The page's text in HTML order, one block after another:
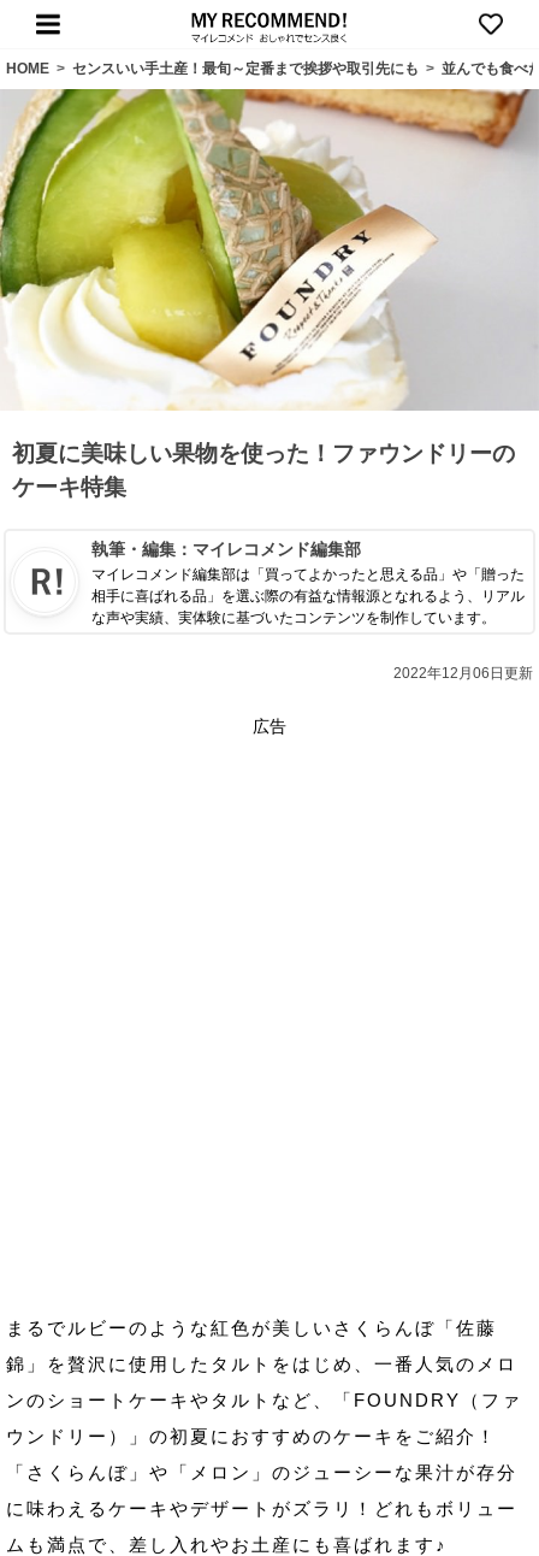
HOME > センスいい手土産！最旬～定番まで挨拶や取引先にも > 並んでも食べ
初夏に美味しい果物を使った！ファウンドリーの
ケーキ特集
執筆・編集： マイレコメンド編集部
マイレコメンド編集部は「買ってよかったと思える品」や「贈った
相手に喜ばれる品」を選ぶ際の有益な情報源となれるよう、リアル
な声や実績、実体験に基づいたコンテンツを制作しています。
2022年12月06日更新
広告
まるでルビーのような紅色が美しいさくらんぼ「佐藤
錦」を贅沢に使用したタルトをはじめ、一番人気のメロ
ンのショートケーキやタルトなど、「FOUNDRY（ファ
ウンドリー）」の初夏におすすめのケーキをご紹介！
「さくらんぼ」や「メロン」のジューシーな果汁が存分
に味わえるケーキやデザートがズラリ！どれもボリュー
ムも満点で、差し入れやお土産にも喜ばれます♪